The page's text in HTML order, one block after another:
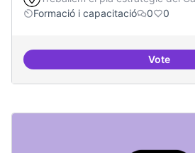
Formació i capacitació
0 0
VoteÀrees